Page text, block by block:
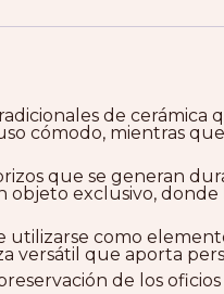
de
cómodo, mientras
que se generan
exclusivo,
como
versátil que aporta
de los